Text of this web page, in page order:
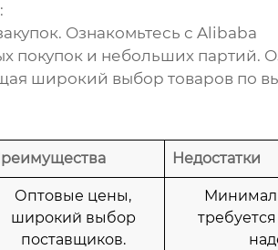
Ознакомьтесь с Alibaba
покупок и небольших партий.
широкий выбор товаров по
Недостатки
Оптовые цены,
широкий выбор
поставщиков.